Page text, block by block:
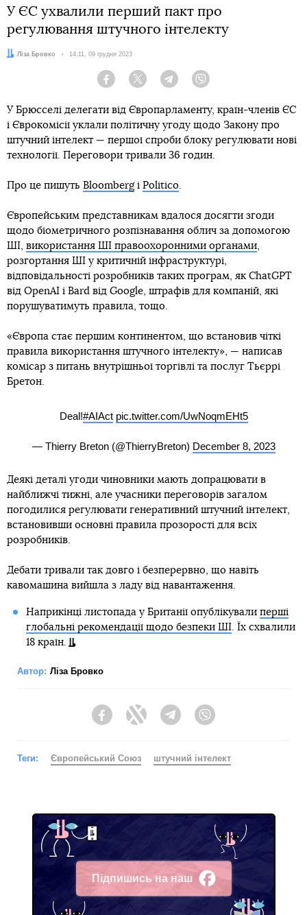
У ЄС ухвалили перший пакт про
регулювання штучного інтелекту
Автор:
Ліза Бровко Дата:
14:11, 09 грудня 2023
Facebook Twitter Telegram
У Брюсселі делегати від Європарламенту, країн-членів ЄС
і Єврокомісії уклали політичну угоду щодо Закону про
штучний інтелект — першої спроби блоку регулювати нові
технології. Переговори тривали 36 годин.
Про це пишуть Bloombergі Politico.
Європейським представникам вдалося досягти згоди
щодо біометричного розпізнавання облич за допомогою
ШІ, використання ШІ правоохоронними органами,
розгортання ШІ у критичній інфраструктурі,
відповідальності розробників таких програм, як ChatGPT
від OpenAI і Bard від Google, штрафів для компаній, які
порушуватимуть правила, тощо.
«Європа стає першим континентом, що встановив чіткі
правила використання штучного інтелекту», — написав
комісар з питань внутрішньої торгівлі та послуг Тьєррі
Бретон.
Deal!#AIAct pic.twitter.com/UwNoqmEHt5
— Thierry Breton (@ThierryBreton) December 8, 2023
Деякі деталі угоди чиновники мають допрацювати в
найближчі тижні, але учасники переговорів загалом
погодилися регулювати генеративний штучний інтелект,
встановивши основні правила прозорості для всіх
розробників.
Дебати тривали так довго і безперервно, що навіть
кавомашина вийшла з ладу від навантаження.
Наприкінці листопада у Британії опублікували перші
глобальні рекомендації щодо безпеки ШІ. Їх схвалили
18 країн.
Автор: Ліза Бровко
FacebookTwitter Telegram
Теги: Європейський Союз штучний інтелект
Підпишись на наш
Facebook